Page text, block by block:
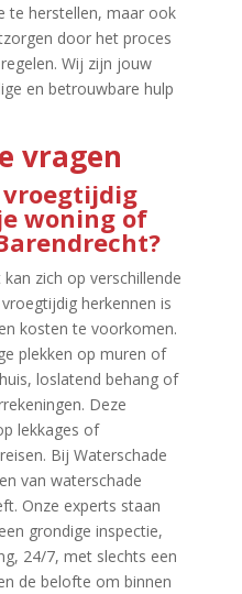
te herstellen, maar ook
door het proces
Wij zijn jouw
en betrouwbare hulp
vragen
vroegtijdig
woning of
zich op verschillende
herkennen is
kosten te voorkomen.​
plekken op muren of
loslatend behang of
Deze
lekkages of
Bij Waterschade
van waterschade
Onze experts staan
grondige inspectie,
24/7, met slechts een
de belofte om binnen